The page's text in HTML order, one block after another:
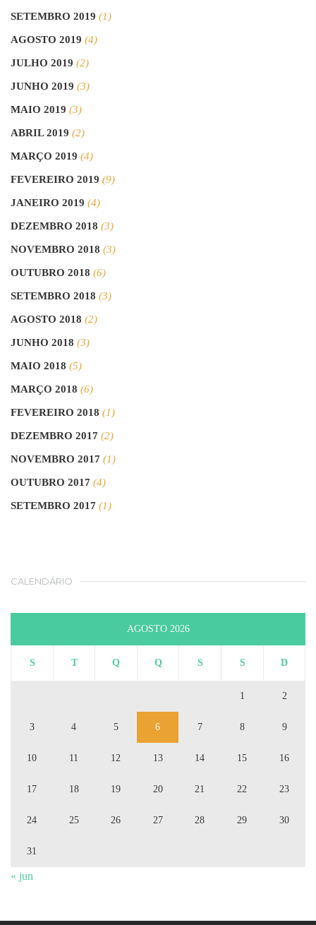
SETEMBRO 2019 (1)
AGOSTO 2019 (4)
JULHO 2019 (2)
JUNHO 2019 (3)
MAIO 2019 (3)
ABRIL 2019 (2)
MARÇO 2019 (4)
FEVEREIRO 2019 (9)
JANEIRO 2019 (4)
DEZEMBRO 2018 (3)
NOVEMBRO 2018 (3)
OUTUBRO 2018 (6)
SETEMBRO 2018 (3)
AGOSTO 2018 (2)
JUNHO 2018 (3)
MAIO 2018 (5)
MARÇO 2018 (6)
FEVEREIRO 2018 (1)
DEZEMBRO 2017 (2)
NOVEMBRO 2017 (1)
OUTUBRO 2017 (4)
SETEMBRO 2017 (1)
CALENDÁRIO
AGOSTO 2026
S T Q Q S S D
1 2
3 4 5 6 7 8 9
10 11 12 13 14 15 16
17 18 19 20 21 22 23
24 25 26 27 28 29 30
31
« jun